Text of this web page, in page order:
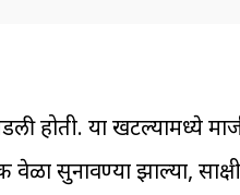
होती. या खटल्यामध्ये
सुनावण्या झाल्या,